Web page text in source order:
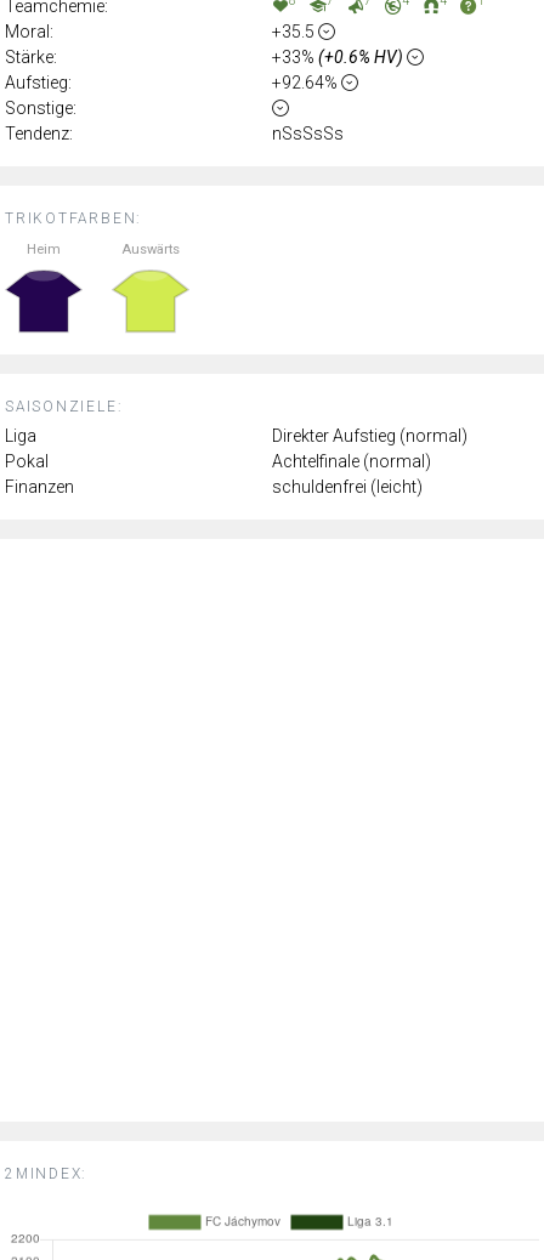
TRIKOTFARBEN:
Heim Auswärts
SAISONZIELE:
Liga
Direkter Aufstieg (normal)
Pokal
Achtelfinale (normal)
Finanzen
schuldenfrei (leicht)
2MINDEX:
Teamchemie:
Moral:
+35.5
Stärke:
+33% (+0.6% HV)
Aufstieg:
+92.64%
Sonstige:
Tendenz:
nSsSsSs